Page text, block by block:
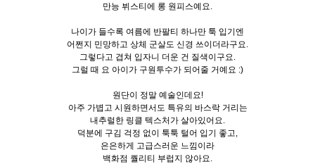
만능 뷔스티에 롱 원피스예요.
나이가 들수록 여름에 반팔티 하나만 툭 입기엔
어쩐지 민망하고 상체 군살도 신경 쓰이더라구요.
그렇다고 겹쳐 입자니 더운 건 질색이구요.
그럴 때 요 아이가 구원투수가 되어줄 거예요 :)
원단이 정말 예술인데요!
아주 가볍고 시원하면서도 특유의 바스락 거리는
내추럴한 링클 텍스처가 살아있어요.
덕분에 구김 걱정 없이 툭툭 털어 입기 좋고,
은은하게 고급스러운 느낌이라
백화점 퀄리티 부럽지 않아요.